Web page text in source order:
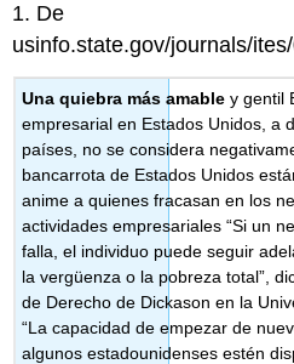
1. De
usinfo.state.gov/journals/
Una quiebra más amable y gentil
empresarial en Estados Unidos, a
países, no se considera
bancarrota de Estados Unidos
anime a quienes fracasan en los
actividades empresariales “Si un
falla, el individuo puede seguir
la vergüenza o la pobreza total”,
de Derecho de Dickason en la
“La capacidad de empezar de
algunos estadounidenses estén